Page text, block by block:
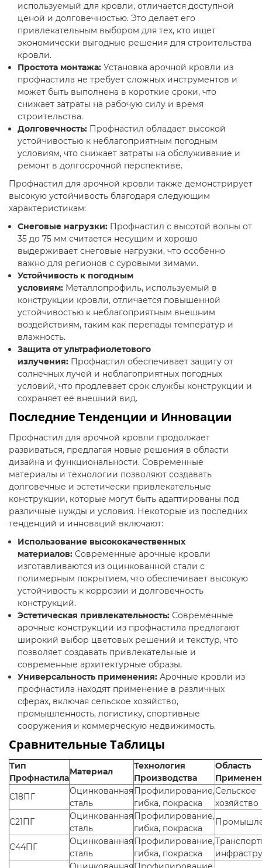
используемый для кровли, отличается доступной
ценой и долговечностью. Это делает его
привлекательным выбором для тех, кто ищет
экономически выгодные решения для строительства
кровли.
Простота монтажа: Установка арочной кровли из
профнастила не требует сложных инструментов и
может быть выполнена в короткие сроки, что
снижает затраты на рабочую силу и время
строительства.
Долговечность: Профнастил обладает высокой
устойчивостью к неблагоприятным погодным
условиям, что снижает затраты на обслуживание и
ремонт в долгосрочной перспективе.
Профнастил для арочной кровли также демонстрирует
высокую устойчивость благодаря следующим
характеристикам:
Снеговые нагрузки: Профнастил с высотой волны от
35 до 75 мм считается несущим и хорошо
выдерживает снеговые нагрузки, что особенно
важно для регионов с суровыми зимами.
Устойчивость к погодным
условиям: Металлопрофиль, используемый в
конструкции кровли, отличается повышенной
устойчивостью к неблагоприятным внешним
воздействиям, таким как перепады температур и
влажность.
Защита от ультрафиолетового
излучения: Профнастил обеспечивает защиту от
солнечных лучей и неблагоприятных погодных
условий, что продлевает срок службы конструкции и
сохраняет её внешний вид.
Последние Тенденции и Инновации
Профнастил для арочной кровли продолжает
развиваться, предлагая новые решения в области
дизайна и функциональности. Современные
материалы и технологии позволяют создавать
долговечные и эстетически привлекательные
конструкции, которые могут быть адаптированы под
различные нужды и условия. Некоторые из последних
тенденций и инноваций включают:
Использование высококачественных
материалов: Современные арочные кровли
изготавливаются из оцинкованной стали с
полимерным покрытием, что обеспечивает высокую
устойчивость к коррозии и долговечность
конструкций.
Эстетическая привлекательность: Современные
арочные конструкции из профнастила предлагают
широкий выбор цветовых решений и текстур, что
позволяет создавать привлекательные и
современные архитектурные образы.
Универсальность применения: Арочные кровли из
профнастила находят применение в различных
сферах, включая сельское хозяйство,
промышленность, логистику, спортивные
сооружения и коммерческую недвижимость.
Сравнительные Таблицы
Тип
Профнастила
Материал
Технология
Производства
Область
С18ПГ
Оцинкованная
сталь
Профилирование,
гибка, покраска
Сельское
хозяйство
С21ПГ
Оцинкованная
сталь
Профилирование,
гибка, покраска
С44ПГ
Оцинкованная
сталь
Профилирование,
гибка, покраска